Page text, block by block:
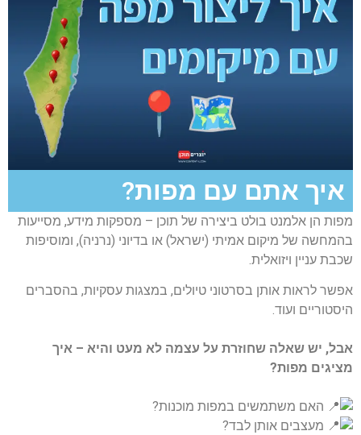
איך אתם עם מפות?
מפות הן אלמנט בולט ביצירה של תוכן – מספקות מידע, מסייעות
בהמחשה של מיקום אמיתי (ישראל) או בדיוני (נרניה), ומוסיפות
שכבת עניין ויזואלית.
אפשר לראות אותן בסרטוני טיולים, במצגות עסקיות, בהסברים
היסטוריים ועוד.
אבל, יש שאלה שחוזרת על עצמה לא מעט והיא – איך
מציגים מפות?
האם משתמשים במפות מוכנות?
מעצבים אותן לבד?